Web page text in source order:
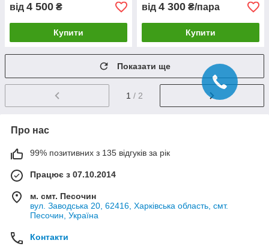
від 4 500 ₴
Купити
від 4 300 ₴/пара
Купити
Показати ще
1 / 2
Про нас
99% позитивних з 135 відгуків за рік
Працює з 07.10.2014
м. смт. Песочин
вул. Заводська 20, 62416, Харківська область, смт.
Песочин, Україна
Контакти